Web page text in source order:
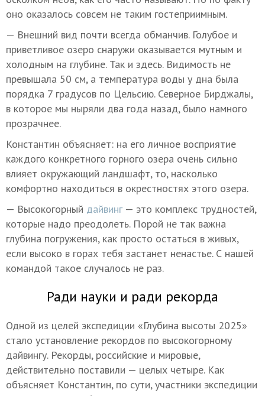
оно оказалось совсем не таким гостеприимным.
— Внешний вид почти всегда обманчив. Голубое и
приветливое озеро снаружи оказывается мутным и
холодным на глубине. Так и здесь. Видимость не
превышала 50 см, а температура воды у дна была
порядка 7 градусов по Цельсию. Северное Бирджалы,
в которое мы ныряли два года назад, было намного
прозрачнее.
Константин объясняет: на его личное восприятие
каждого конкретного горного озера очень сильно
влияет окружающий ландшафт, то, насколько
комфортно находиться в окрестностях этого озера.
— Высокогорный дайвинг— это комплекс трудностей,
которые надо преодолеть. Порой не так важна
глубина погружения, как просто остаться в живых,
если высоко в горах тебя застанет ненастье. С нашей
командой такое случалось не раз.
Ради науки и ради рекорда
Одной из целей экспедиции «Глубина высоты 2025»
стало установление рекордов по высокогорному
дайвингу. Рекорды, российские и мировые,
действительно поставили — целых четыре. Как
объясняет Константин, по сути, участники экспедиции